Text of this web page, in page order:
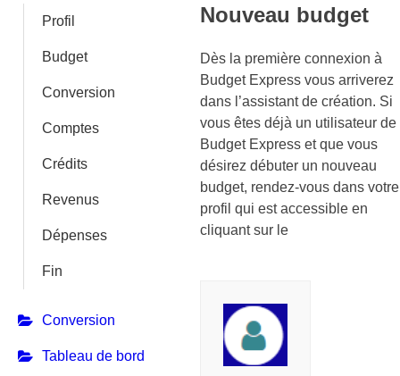
Profil
Budget
Conversion
Comptes
Crédits
Revenus
Dépenses
Fin
Conversion
Tableau de bord
Nouveau budget
Dès la première connexion à
Budget Express vous arriverez
dans l’assistant de création. Si
vous êtes déjà un utilisateur de
Budget Express et que vous
désirez débuter un nouveau
budget, rendez-vous dans votre
profil qui est accessible en
cliquant sur le